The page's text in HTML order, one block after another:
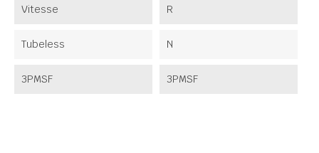
Vitesse R
Tubeless N
3PMSF 3PMSF